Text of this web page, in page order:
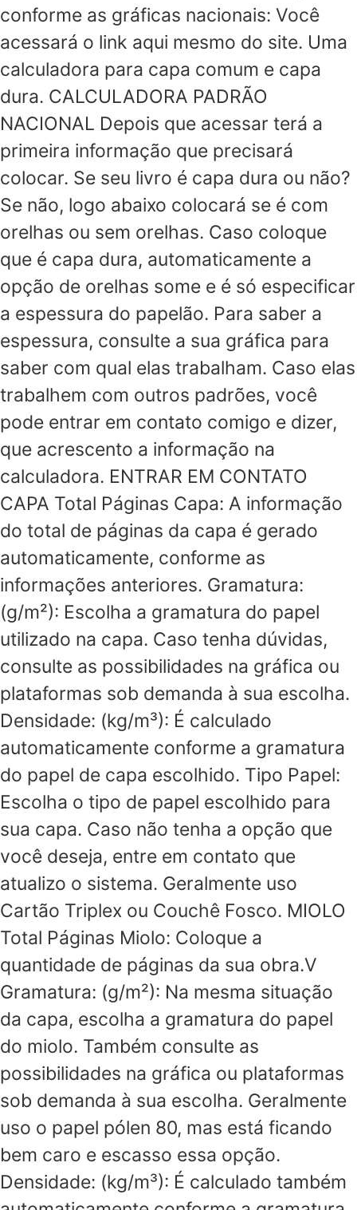
conforme as gráficas nacionais: Você
acessará o link aqui mesmo do site. Uma
calculadora para capa comum e capa
dura. CALCULADORA PADRÃO
NACIONAL Depois que acessar terá a
primeira informação que precisará
colocar. Se seu livro é capa dura ou não?
Se não, logo abaixo colocará se é com
orelhas ou sem orelhas. Caso coloque
que é capa dura, automaticamente a
opção de orelhas some e é só especificar
a espessura do papelão. Para saber a
espessura, consulte a sua gráfica para
saber com qual elas trabalham. Caso elas
trabalhem com outros padrões, você
pode entrar em contato comigo e dizer,
que acrescento a informação na
calculadora. ENTRAR EM CONTATO
CAPA Total Páginas Capa: A informação
do total de páginas da capa é gerado
automaticamente, conforme as
informações anteriores. Gramatura:
(g/m²): Escolha a gramatura do papel
utilizado na capa. Caso tenha dúvidas,
consulte as possibilidades na gráfica ou
plataformas sob demanda à sua escolha.
Densidade: (kg/m³): É calculado
automaticamente conforme a gramatura
do papel de capa escolhido. Tipo Papel:
Escolha o tipo de papel escolhido para
sua capa. Caso não tenha a opção que
você deseja, entre em contato que
atualizo o sistema. Geralmente uso
Cartão Triplex ou Couchê Fosco. MIOLO
Total Páginas Miolo: Coloque a
quantidade de páginas da sua obra.V
Gramatura: (g/m²): Na mesma situação
da capa, escolha a gramatura do papel
do miolo. Também consulte as
possibilidades na gráfica ou plataformas
sob demanda à sua escolha. Geralmente
uso o papel pólen 80, mas está ficando
bem caro e escasso essa opção.
Densidade: (kg/m³): É calculado também